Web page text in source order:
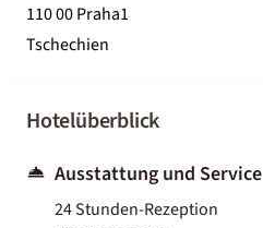
110 00 Praha1
Tschechien
Hotelüberblick
Ausstattung und Service
24 Stunden-Rezeption